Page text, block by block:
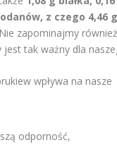
z czego 4,46
zapominajmy
jest tak ważny dla
wpływa na nasze
odporność,